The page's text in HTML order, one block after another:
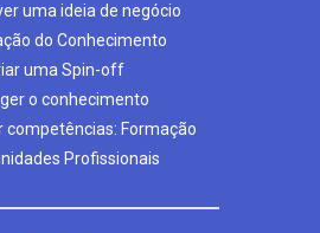
uma ideia de negócio
do Conhecimento
uma Spin-off
o conhecimento
competências: Formação
Profissionais